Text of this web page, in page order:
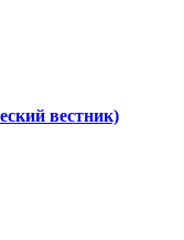
вестник)